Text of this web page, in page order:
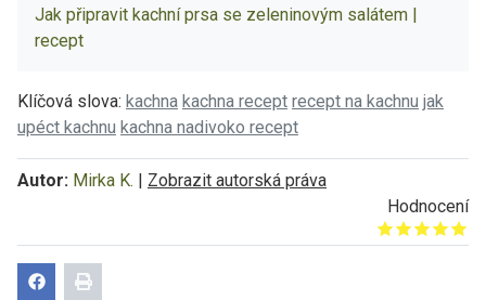
Jak připravit kachní prsa se zeleninovým salátem |
recept
Klíčová slova: kachna kachna recept recept na kachnu jak
upéct kachnu kachna nadivoko recept
Autor: Mirka K. | Zobrazit autorská práva
Hodnocení
Give it 1/5
Give it 2/5
Give it 3/5
Give it 4/5
Give it 5/5